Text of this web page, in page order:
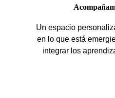
Un espacio
en lo que está
integrar los